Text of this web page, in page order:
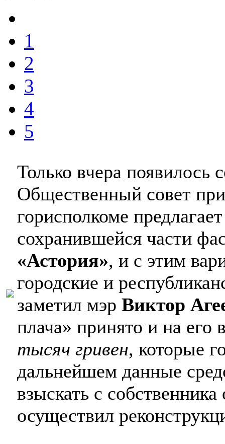
1
2
3
4
5
Только вчера появилось
Общественный совет
горисполкоме
сохранившейся части
«Астория», и с этим
городские и
заметил мэр Виктор
плача» принято и на
тысяч гривен, которые
дальнейшем данные
взыскать с
осуществил